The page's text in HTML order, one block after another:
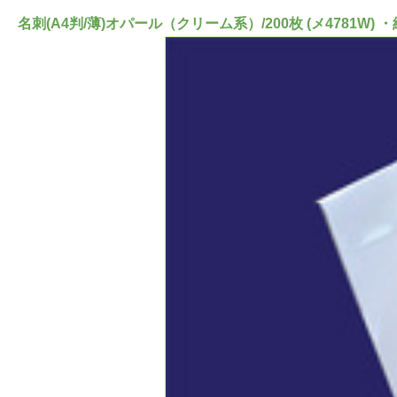
名刺(A4判/薄)オパール（クリーム系）/200枚 (メ4781W) ・